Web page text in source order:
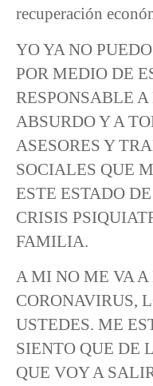
recuperación
YO YA NO
POR MEDIO DE
RESPONSABLE
ABSURDO Y A
ASESORES Y
SOCIALES QUE
ESTE ESTADO
CRISIS
FAMILIA.
A MI NO ME VA
CORONAVIRUS,
USTEDES. ME
SIENTO QUE DE
QUE VOY A